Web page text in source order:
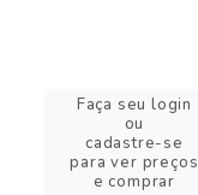
Faça seu login
ou
cadastre-se
para ver preços
e comprar